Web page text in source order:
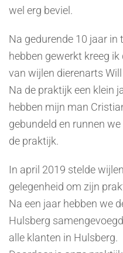
wel erg beviel.
Na gedurende 10 jaar in
hebben gewerkt kreeg
van wijlen dierenarts
Na de praktijk een klein
hebben mijn man
gebundeld en runnen
de praktijk.
In april 2019 stelde
gelegenheid om zijn
Na een jaar hebben we
Hulsberg
alle klanten in Hulsberg.